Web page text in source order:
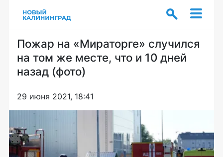
Пожар на «Мираторге» случился
на том же месте, что и 10 дней
назад (фото)
29 июня 2021, 18:41